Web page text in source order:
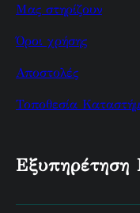
Μας στηρίζουν
Όροι χρήσης
Αποστολές
Τοποθεσία
Εξυπηρέτηση